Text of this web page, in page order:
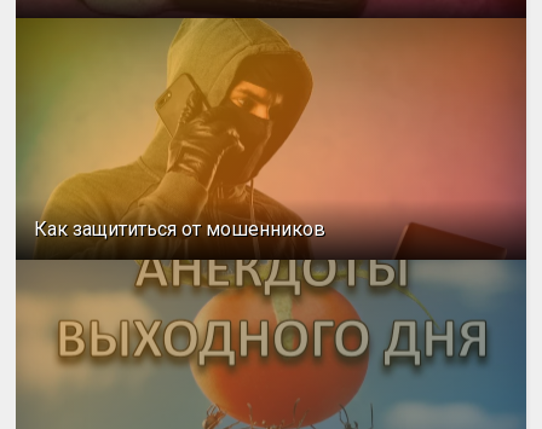
Как защититься от мошенников